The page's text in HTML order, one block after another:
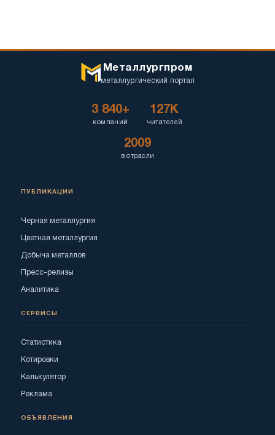
Металлургпром
металлургический портал
3 840+
компаний
127K
читателей
2009
в отрасли
ПУБЛИКАЦИИ
Черная металлургия
Цветная металлургия
Добыча металлов
Пресс-релизы
Аналитика
СЕРВИСЫ
Статистика
Котировки
Калькулятор
Реклама
ОБЪЯВЛЕНИЯ